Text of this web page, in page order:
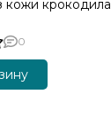
кожи крокодила
0